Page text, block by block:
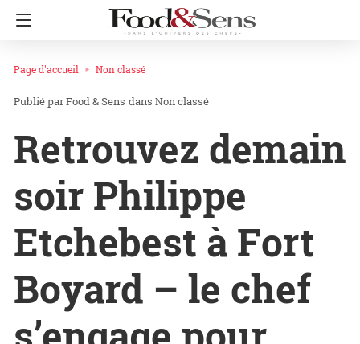
Page d'accueil Non classé
Food & Sens dans Non classé
Retrouvez demain
soir Philippe
Etchebest à Fort
Boyard – le chef